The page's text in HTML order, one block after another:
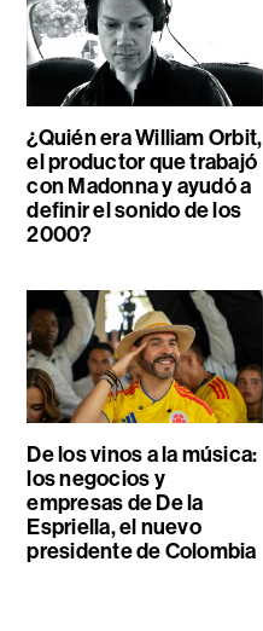
¿Quién era William Orbit,
el productor que trabajó
con Madonna y ayudó a
definir el sonido de los
2000?
De los vinos a la música:
los negocios y
empresas de De la
Espriella, el nuevo
presidente de Colombia